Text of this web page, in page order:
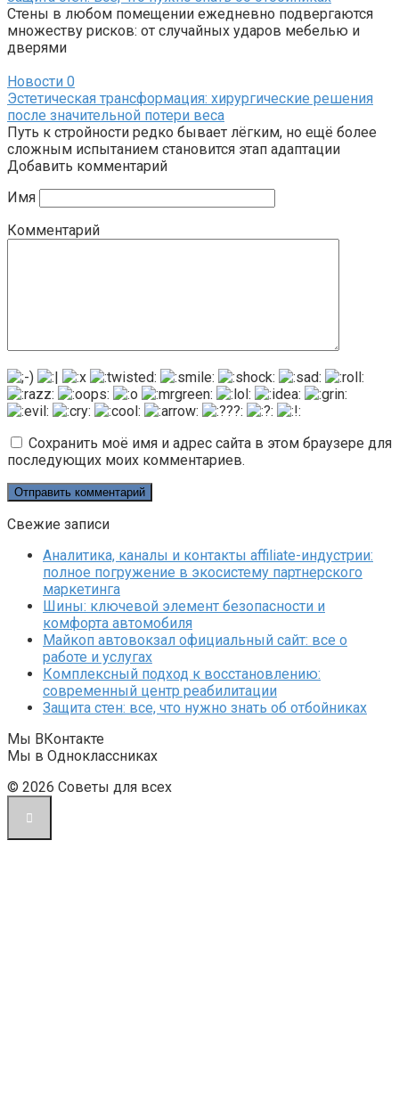
Стены в любом помещении ежедневно подвергаются
множеству рисков: от случайных ударов мебелью и
дверями
Новости 0
Эстетическая трансформация: хирургические решения
после значительной потери веса
Путь к стройности редко бывает лёгким, но ещё более
сложным испытанием становится этап адаптации
Добавить комментарий
Имя
Комментарий
Сохранить моё имя и адрес сайта в этом браузере для
последующих моих комментариев.
Свежие записи
Аналитика, каналы и контакты affiliate-индустрии:
полное погружение в экосистему партнерского
маркетинга
Шины: ключевой элемент безопасности и
комфорта автомобиля
Майкоп автовокзал официальный сайт: все о
работе и услугах
Комплексный подход к восстановлению:
современный центр реабилитации
Защита стен: все, что нужно знать об отбойниках
Мы ВКонтакте
Мы в Одноклассниках
© 2026 Советы для всех